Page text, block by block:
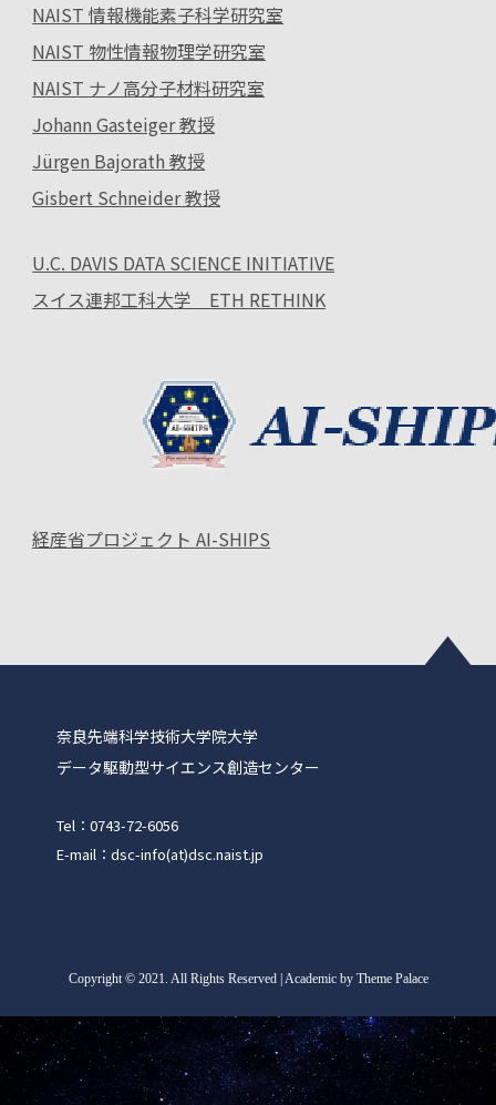
NAIST 情報機能素子科学研究室
NAIST 物性情報物理学研究室
NAIST ナノ高分子材料研究室
Johann Gasteiger 教授
Jürgen Bajorath 教授
Gisbert Schneider 教授
U.C. DAVIS DATA SCIENCE INITIATIVE
スイス連邦工科大学 ETH RETHINK
経産省プロジェクト AI-SHIPS
奈良先端科学技術大学院大学
データ駆動型サイエンス創造センター
Tel：0743-72-6056
E-mail：dsc-info(at)dsc.naist.jp
Copyright©2021. All Rights Reserved | Academic by Theme Palace